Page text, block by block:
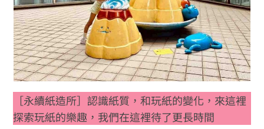
［永續紙造所］認識紙質，和玩紙的變化，來這裡
探索玩紙的樂趣，我們在這裡待了更長時間